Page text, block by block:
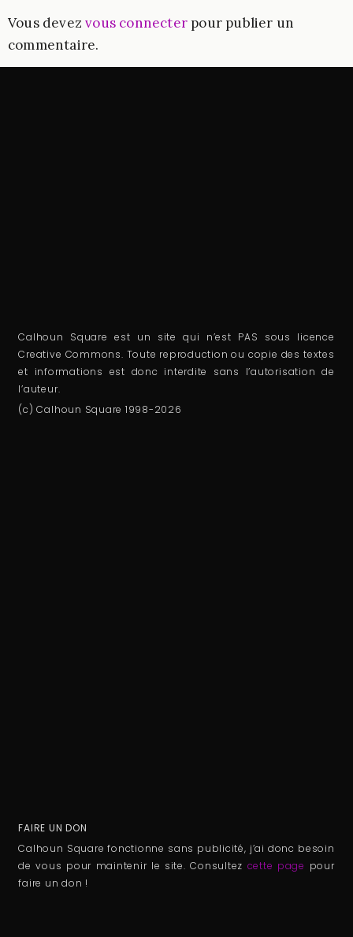
Vous devezvous connecter pour publier un
commentaire.
Calhoun Square est un site qui n’est PAS sous licence
Creative Commons. Toute reproduction ou copie des textes
et informations est donc interdite sans l’autorisation de
l’auteur.
(c) Calhoun Square 1998-2026
FAIRE UN DON
Calhoun Square fonctionne sans publicité, j’ai donc besoin
de vous pour maintenir le site. Consultez cette page pour
faire un don !